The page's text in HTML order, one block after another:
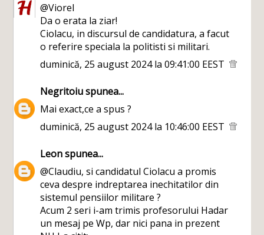
@Viorel
Da o erata la ziar!
Ciolacu, in discursul de candidatura, a facut
o referire speciala la politisti si militari.
duminică, 25 august 2024 la 09:41:00 EEST
Negritoiuspunea...
Mai exact,ce a spus ?
duminică, 25 august 2024 la 10:46:00 EEST
Leonspunea...
@Claudiu, si candidatul Ciolacu a promis
ceva despre indreptarea inechitatilor din
sistemul pensiilor militare ?
Acum 2 seri i-am trimis profesorului Hadar
un mesaj pe Wp, dar nici pana in prezent